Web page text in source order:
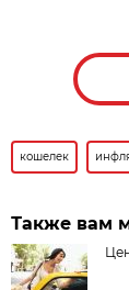
кошелек
Также вам